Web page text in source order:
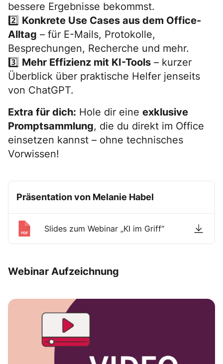
bessere Ergebnisse bekommst.
2️⃣ Konkrete Use Cases aus dem Office-
Alltag – für E-Mails, Protokolle,
Besprechungen, Recherche und mehr.
3️⃣ Mehr Effizienz mit KI-Tools – kurzer
Überblick über praktische Helfer jenseits
von ChatGPT.
Extra für dich: Hole dir eine exklusive
Promptsammlung, die du direkt im Office
einsetzen kannst – ohne technisches
Vorwissen!
Präsentation von Melanie Habel
Slides zum Webinar „KI im Griff“
Webinar Aufzeichnung